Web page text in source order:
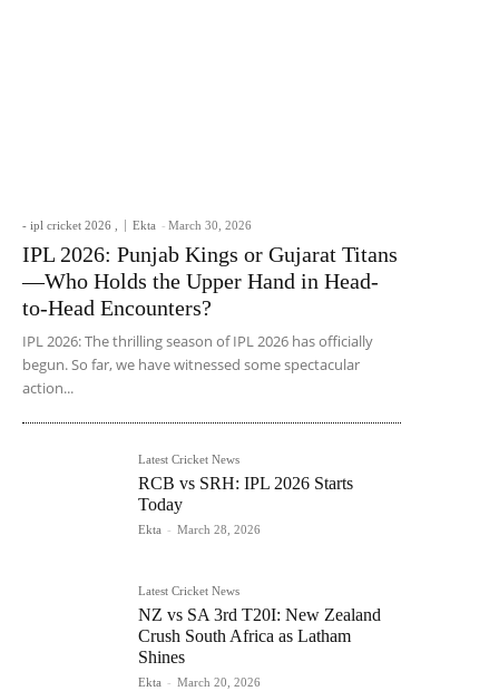
- ipl cricket 2026 , Ekta - March 30, 2026
IPL 2026: Punjab Kings or Gujarat Titans
—Who Holds the Upper Hand in Head-
to-Head Encounters?
IPL 2026: The thrilling season of IPL 2026 has officially
begun. So far, we have witnessed some spectacular
action...
Latest Cricket News
RCB vs SRH: IPL 2026 Starts
Today
Ekta - March 28, 2026
Latest Cricket News
NZ vs SA 3rd T20I: New Zealand
Crush South Africa as Latham
Shines
Ekta - March 20, 2026